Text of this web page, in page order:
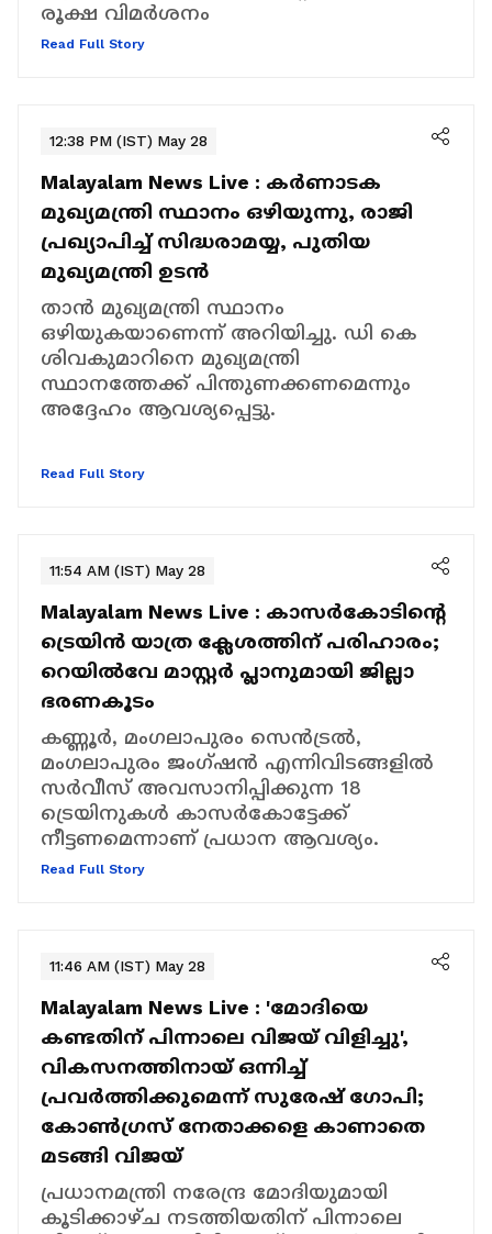
രൂക്ഷ വിമർശനം
Read Full Story
12:38 PM (IST) May 28
Malayalam News Live : കർണാടക
മുഖ്യമന്ത്രി സ്ഥാനം ഒഴിയുന്നു, രാജി
പ്രഖ്യാപിച്ച് സി​ദ്ധരാമയ്യ, പുതിയ
മുഖ്യമന്ത്രി ഉടൻ
താൻ മുഖ്യമന്ത്രി സ്ഥാനം
ഒഴിയുകയാണെന്ന് അറിയിച്ചു. ഡി കെ
ശിവകുമാറിനെ മുഖ്യമന്ത്രി
സ്ഥാനത്തേക്ക് പിന്തുണക്കണമെന്നും
അദ്ദേഹം ആവശ്യപ്പെട്ടു.
Read Full Story
11:54 AM (IST) May 28
Malayalam News Live : കാസർകോടിന്റെ
ട്രെയിൻ യാത്ര ക്ലേശത്തിന് പരിഹാരം;
റെയിൽവേ മാസ്റ്റർ പ്ലാനുമായി ജില്ലാ
ഭരണകൂടം
കണ്ണൂർ, മംഗലാപുരം സെൻട്രൽ,
മംഗലാപുരം ജംഗ്ഷൻ എന്നിവിടങ്ങളിൽ
സർവീസ് അവസാനിപ്പിക്കുന്ന 18
ട്രെയിനുകൾ കാസർകോട്ടേക്ക്
നീട്ടണമെന്നാണ് പ്രധാന ആവശ്യം.
Read Full Story
11:46 AM (IST) May 28
Malayalam News Live : 'മോദിയെ
കണ്ടതിന് പിന്നാലെ വിജയ് വിളിച്ചു',
വികസനത്തിനായ് ഒന്നിച്ച്
പ്രവർത്തിക്കുമെന്ന് സുരേഷ് ഗോപി;
കോണ്‍ഗ്രസ് നേതാക്കളെ കാണാതെ
മടങ്ങി വിജയ്
പ്രധാനമന്ത്രി നരേന്ദ്ര മോദിയുമായി
കൂടിക്കാഴ്ച നടത്തിയതിന് പിന്നാലെ